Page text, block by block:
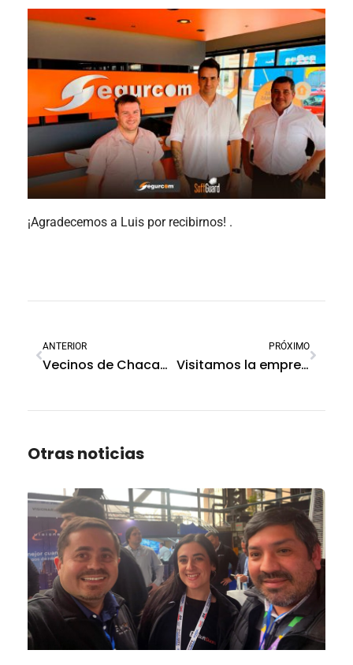
¡Agradecemos a Luis por recibirnos! .
ANTERIOR
Vecinos de Chacabuco recorren el Centro de Operaciones y Monitoreo.
PRÓXIMO
Visitamos la empresa TAM ALARMAS
Otras noticias